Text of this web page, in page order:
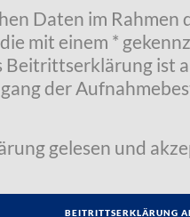
Daten im Rahmen
mit einem *
ist
der
gelesen und